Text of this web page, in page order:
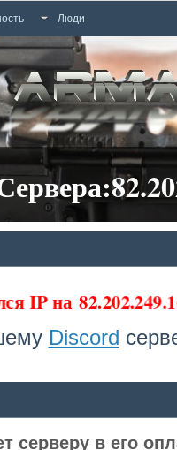
Люди
IP на
Discord
серверу в его